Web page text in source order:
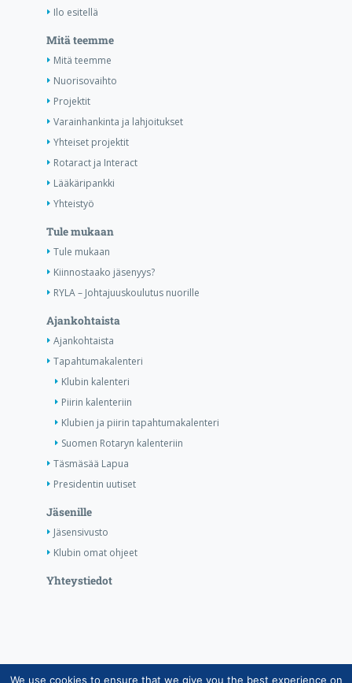
Ilo esitellä
Mitä teemme
Mitä teemme
Nuorisovaihto
Projektit
Varainhankinta ja lahjoitukset
Yhteiset projektit
Rotaract ja Interact
Lääkäripankki
Yhteistyö
Tule mukaan
Tule mukaan
Kiinnostaako jäsenyys?
RYLA – Johtajuuskoulutus nuorille
Ajankohtaista
Ajankohtaista
Tapahtumakalenteri
Klubin kalenteri
Piirin kalenteriin
Klubien ja piirin tapahtumakalenteri
Suomen Rotaryn kalenteriin
Täsmäsää Lapua
Presidentin uutiset
Jäsenille
Jäsensivusto
Klubin omat ohjeet
Yhteystiedot
We use cookies to ensure that we give you the best experience on